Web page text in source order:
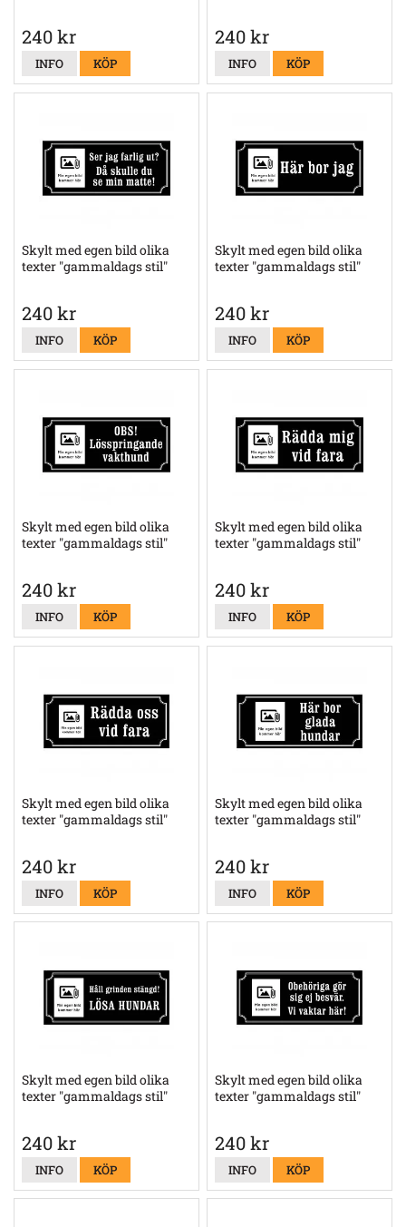
240 kr
INFO KÖP
240 kr
INFO KÖP
Skylt med egen bild olika
texter "gammaldags stil"
240 kr
INFO KÖP
Skylt med egen bild olika
texter "gammaldags stil"
240 kr
INFO KÖP
Skylt med egen bild olika
texter "gammaldags stil"
240 kr
INFO KÖP
Skylt med egen bild olika
texter "gammaldags stil"
240 kr
INFO KÖP
Skylt med egen bild olika
texter "gammaldags stil"
240 kr
INFO KÖP
Skylt med egen bild olika
texter "gammaldags stil"
240 kr
INFO KÖP
Skylt med egen bild olika
texter "gammaldags stil"
240 kr
INFO KÖP
Skylt med egen bild olika
texter "gammaldags stil"
240 kr
INFO KÖP